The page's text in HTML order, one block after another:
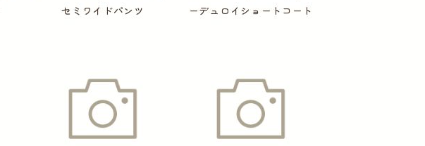
セミワイドパンツ
ーデュロイショートコート